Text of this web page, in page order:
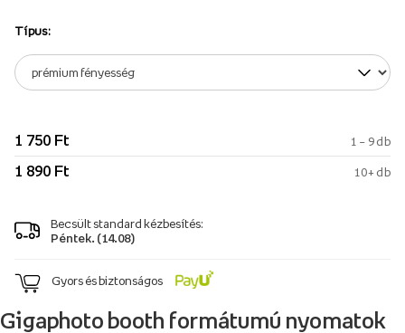
Típus:
1 750 Ft 1 – 9 db
1 890 Ft 10+ db
Becsült standard kézbesítés:
Péntek. (14.08)
Gyors és biztonságos
Gigaphoto booth formátumú nyomatok